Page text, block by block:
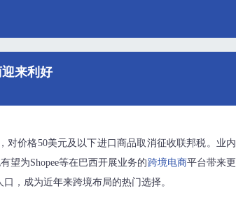
来利好
对价格50美元及以下进口商品取消征收联邦税。业内
望为Shopee等在巴西开展业务的跨境电商平台带来更
，成为近年来跨境布局的热门选择。